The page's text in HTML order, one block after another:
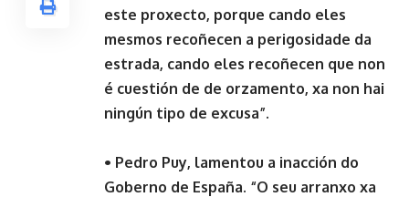
este proxecto, porque cando eles
mesmos recoñecen a perigosidade da
estrada, cando eles recoñecen que non
é cuestión de de orzamento, xa non hai
ningún tipo de excusa”.
• Pedro Puy, lamentou a inacción do
Goberno de España. “O seu arranxo xa